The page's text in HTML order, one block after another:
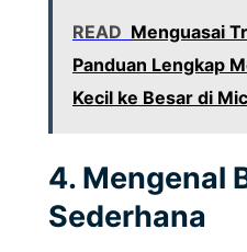
READ Menguasai
Panduan Lengkap
Kecil ke Besar di
4. Mengenal
Sederhana